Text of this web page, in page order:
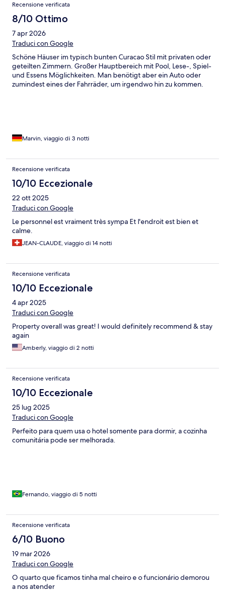
Recensione verificata
8/10 Ottimo
7 apr 2026
Traduci con Google
Schöne Häuser im typisch bunten Curacao Stil mit privaten oder
geteilten Zimmern. Großer Hauptbereich mit Pool, Lese-, Spiel-
und Essens Möglichkeiten. Man benötigt aber ein Auto oder
zumindest eines der Fahrräder, um irgendwo hin zu kommen.
Marvin, viaggio di 3 notti
Recensione verificata
10/10 Eccezionale
22 ott 2025
Traduci con Google
Le personnel est vraiment très sympa Et l'endroit est bien et
calme.
JEAN-CLAUDE, viaggio di 14 notti
Recensione verificata
10/10 Eccezionale
4 apr 2025
Traduci con Google
Property overall was great! I would definitely recommend & stay
again
Amberly, viaggio di 2 notti
Recensione verificata
10/10 Eccezionale
25 lug 2025
Traduci con Google
Perfeito para quem usa o hotel somente para dormir, a cozinha
comunitária pode ser melhorada.
Fernando, viaggio di 5 notti
Recensione verificata
6/10 Buono
19 mar 2026
Traduci con Google
O quarto que ficamos tinha mal cheiro e o funcionário demorou
a nos atender